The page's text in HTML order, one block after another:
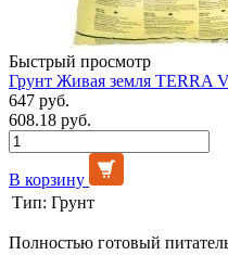
Быстрый просмотр
Грунт Живая земля TERRA
647 руб.
608.18 руб.
В корзину
Тип: Грунт
Полностью готовый